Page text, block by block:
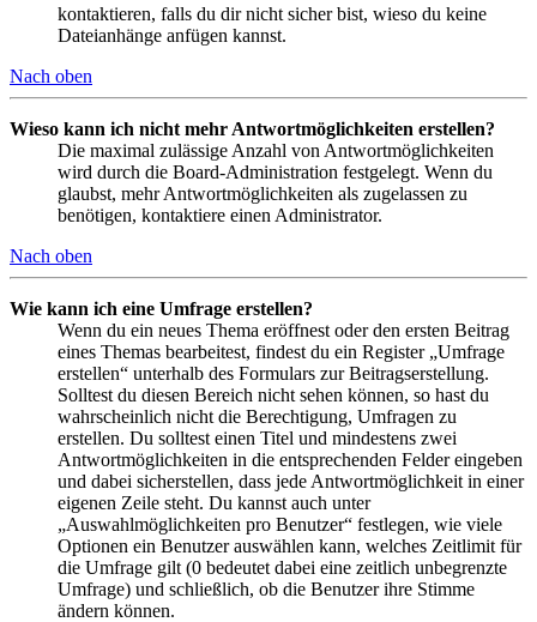
kontaktieren, falls du dir nicht sicher bist, wieso du keine
Dateianhänge anfügen kannst.
Nach oben
Wieso kann ich nicht mehr Antwortmöglichkeiten erstellen?
Die maximal zulässige Anzahl von Antwortmöglichkeiten
wird durch die Board-Administration festgelegt. Wenn du
glaubst, mehr Antwortmöglichkeiten als zugelassen zu
benötigen, kontaktiere einen Administrator.
Nach oben
Wie kann ich eine Umfrage erstellen?
Wenn du ein neues Thema eröffnest oder den ersten Beitrag
eines Themas bearbeitest, findest du ein Register „Umfrage
erstellen“ unterhalb des Formulars zur Beitragserstellung.
Solltest du diesen Bereich nicht sehen können, so hast du
wahrscheinlich nicht die Berechtigung, Umfragen zu
erstellen. Du solltest einen Titel und mindestens zwei
Antwortmöglichkeiten in die entsprechenden Felder eingeben
und dabei sicherstellen, dass jede Antwortmöglichkeit in einer
eigenen Zeile steht. Du kannst auch unter
„Auswahlmöglichkeiten pro Benutzer“ festlegen, wie viele
Optionen ein Benutzer auswählen kann, welches Zeitlimit für
die Umfrage gilt (0 bedeutet dabei eine zeitlich unbegrenzte
Umfrage) und schließlich, ob die Benutzer ihre Stimme
ändern können.